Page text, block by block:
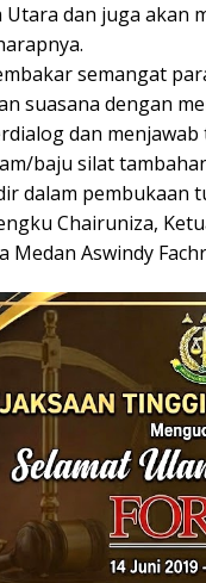
Utara dan juga akan
semangat
suasana dengan
dan
baju silat
dalam pembukaan
Chairuniza,
Medan Aswindy